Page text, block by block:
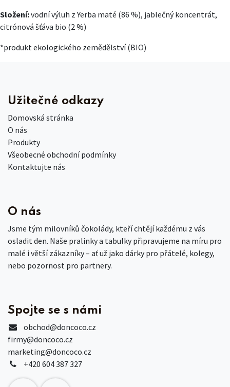
Složení:vodní výluh z Yerba maté (86 %), jablečný koncentrát,
citrónová šťáva bio (2 %)
*produkt ekologického zemědělství (BIO)
Užitečné odkazy
Domovská stránka
O nás
Produkty
Všeobecné obchodní podmínky
Kontaktujte nás
O nás
Jsme tým milovníků čokolády, kteří chtějí každému z vás
osladit den. Naše pralinky a tabulky připravujeme na míru pro
malé i větší zákazníky – ať už jako dárky pro přátelé, kolegy,
nebo pozornost pro partnery.
Spojte se s námi
obchod@doncoco.cz
firmy@doncoco.cz
marketing@doncoco.cz
+420 604 387 327